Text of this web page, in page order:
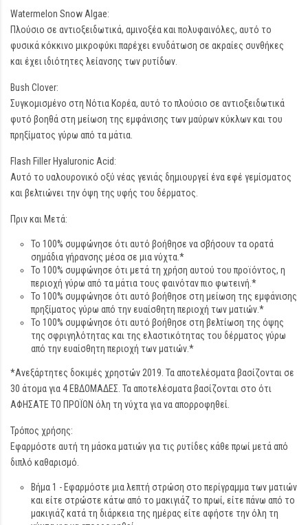
Watermelon Snow Algae:
Πλούσιο σε αντιοξειδωτικά, αμινοξέα και πολυφαινόλες, αυτό το
φυσικά κόκκινο μικροφύκι παρέχει ενυδάτωση σε ακραίες συνθήκες
και έχει ιδιότητες λείανσης των ρυτίδων.
Bush Clover:
Συγκομισμένο στη Νότια Κορέα, αυτό το πλούσιο σε αντιοξειδωτικά
φυτό βοηθά στη μείωση της εμφάνισης των μαύρων κύκλων και του
πρηξίματος γύρω από τα μάτια.
Flash Filler Hyaluronic Acid:
Αυτό το υαλουρονικό οξύ νέας γενιάς δημιουργεί ένα εφέ γεμίσματος
και βελτιώνει την όψη της υφής του δέρματος.
Πριν και Μετά:
Το 100% συμφώνησε ότι αυτό βοήθησε να σβήσουν τα ορατά
σημάδια γήρανσης μέσα σε μια νύχτα.*
Το 100% συμφώνησε ότι μετά τη χρήση αυτού του προϊόντος, η
περιοχή γύρω από τα μάτια τους φαινόταν πιο φωτεινή.*
Το 100% συμφώνησε ότι αυτό βοήθησε στη μείωση της εμφάνισης
πρηξίματος γύρω από την ευαίσθητη περιοχή των ματιών.*
Το 100% συμφώνησε ότι αυτό βοήθησε στη βελτίωση της όψης
της σφριγηλότητας και της ελαστικότητας του δέρματος γύρω
από την ευαίσθητη περιοχή των ματιών.*
*Ανεξάρτητες δοκιμές χρηστών 2019. Τα αποτελέσματα βασίζονται σε
30 άτομα για 4 ΕΒΔΟΜΑΔΕΣ. Τα αποτελέσματα βασίζονται στο ότι
ΑΦΗΣΑΤΕ ΤΟ ΠΡΟΪΟΝ όλη τη νύχτα για να απορροφηθεί.
Τρόπος χρήσης:
Εφαρμόστε αυτή τη μάσκα ματιών για τις ρυτίδες κάθε πρωί μετά από
διπλό καθαρισμό.
Βήμα 1 - Εφαρμόστε μια λεπτή στρώση στο περίγραμμα των ματιών
και είτε στρώστε κάτω από το μακιγιάζ το πρωί, είτε πάνω από το
μακιγιάζ κατά τη διάρκεια της ημέρας είτε αφήστε την όλη τη